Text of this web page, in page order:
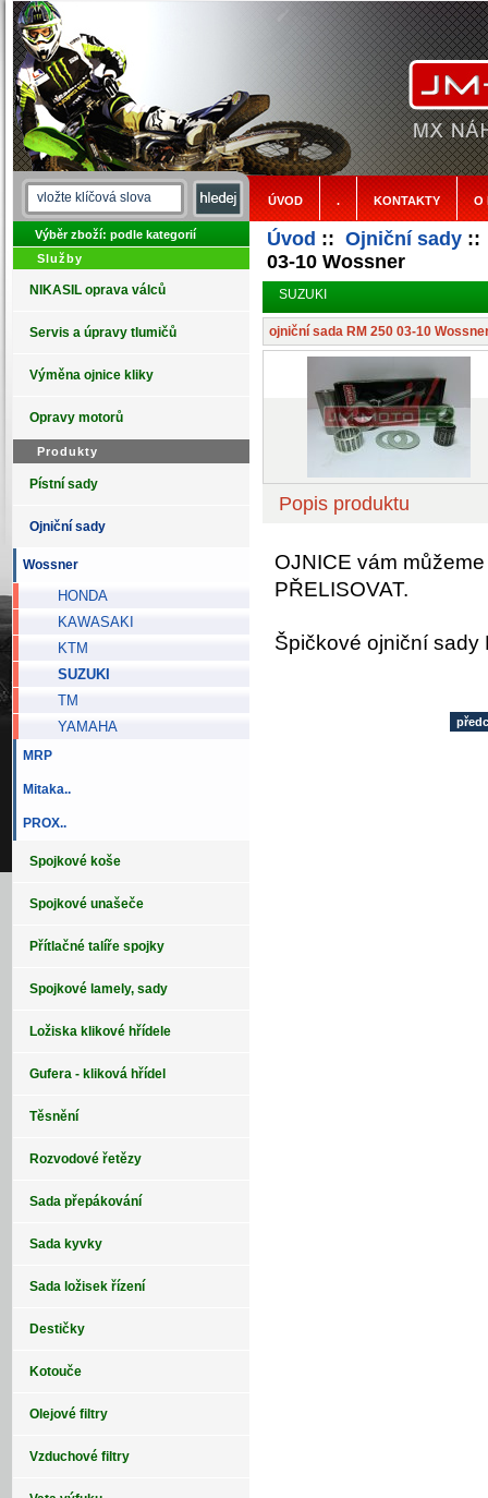
ÚVOD . KONTAKTY O
Výběr zboží: podle kategorií
Služby
NIKASIL oprava válců
Servis a úpravy tlumičů
Výměna ojnice kliky
Opravy motorů
Produkty
Pístní sady
Ojniční sady
Wossner
HONDA
KAWASAKI
KTM
SUZUKI
TM
YAMAHA
MRP
Mitaka..
PROX..
Spojkové koše
Spojkové unašeče
Přítlačné talíře spojky
Spojkové lamely, sady
Ložiska klikové hřídele
Gufera - kliková hřídel
Těsnění
Rozvodové řetězy
Sada přepákování
Sada kyvky
Sada ložisek řízení
Destičky
Kotouče
Olejové filtry
Vzduchové filtry
Úvod :: Ojniční sady
03-10 Wossner
SUZUKI
ojniční sada RM 250 03-10
Popis produktu
OJNICE vám můžeme
PŘELISOVAT.
Špičkové ojniční sady